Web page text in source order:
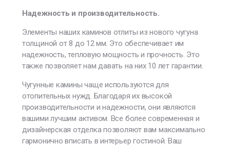
Надежность и производительность.
Элементы наших каминов отлиты из нового чугуна
толщиной от 8 до 12 мм. Это обеспечивает им
надежность, тепловую мощность и прочность. Это
также позволяет нам давать на них 10 лет гарантии.
Чугунные камины чаще используются для
отопительных нужд. Благодаря их высокой
производительности и надежности, они являются
вашими лучшим активом. Все более современная и
дизайнерская отделка позволяют вам максимально
гармонично вписать в интерьер гостиной. Ваш